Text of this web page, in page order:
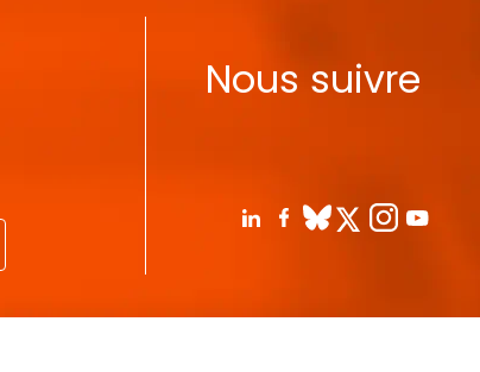
Nous suivre